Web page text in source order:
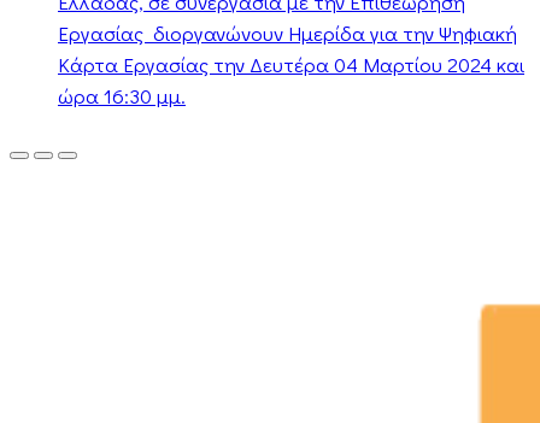
Εργασίας διοργανώνουν Ημερίδα για την Ψηφιακή
Κάρτα Εργασίας την Δευτέρα 04 Μαρτίου 2024 και
ώρα 16:30 μμ.